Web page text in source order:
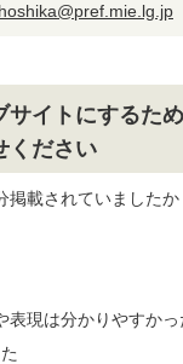
サイトにするた
ください
掲載されていましたか
表現は分かりやすかっ